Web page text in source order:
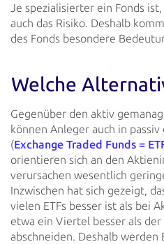
Je spezialisierter ein Fonds
auch das Risiko. Deshalb
des Fonds besondere
Welche
Gegenüber den aktiv
können Anleger auch in passiv
(Exchange Traded Funds =
orientieren sich an den
verursachen wesentlich
Inzwischen hat sich gezeigt,
vielen ETFs besser ist als bei
etwa ein Viertel besser als
abschneiden. Deshalb werden